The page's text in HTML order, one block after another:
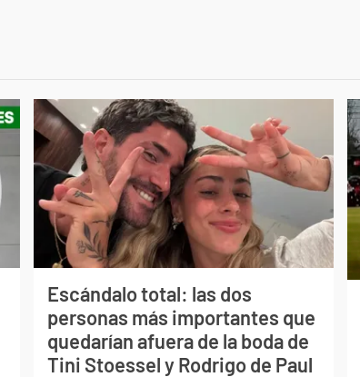
Escándalo total: las dos
personas más importantes que
quedarían afuera de la boda de
Tini Stoessel y Rodrigo de Paul